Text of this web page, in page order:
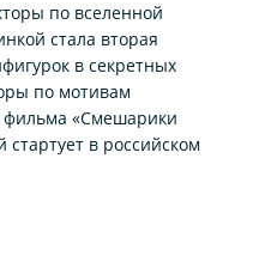
по вселенной
стала вторая
в секретных
по мотивам
фильма «Смешарики
стартует в российском